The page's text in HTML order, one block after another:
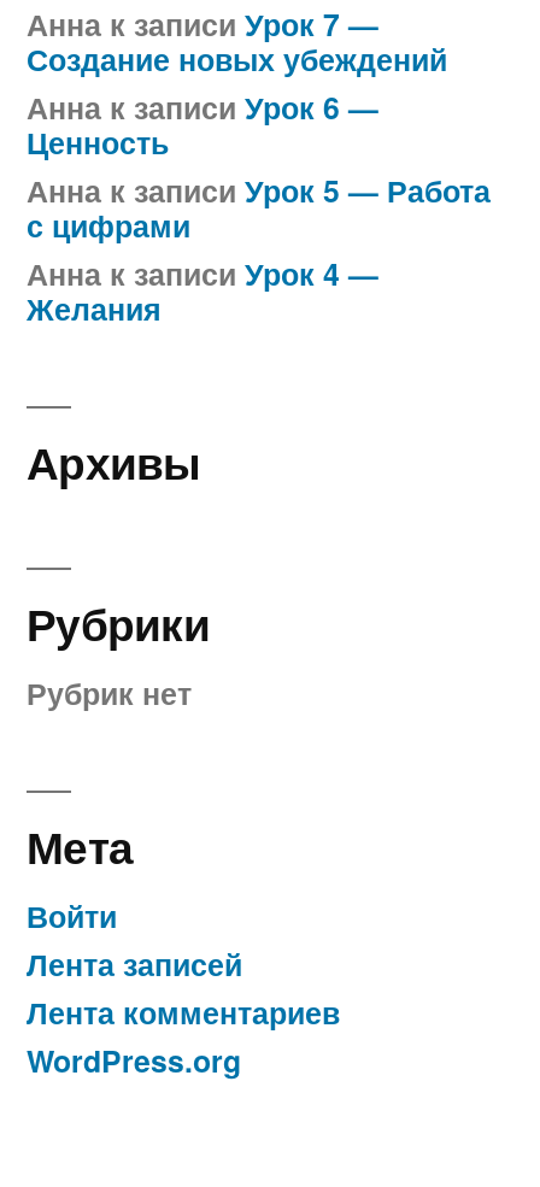
Анна к записи Урок 7 —
Создание новых убеждений
Анна к записи Урок 6 —
Ценность
Анна к записи Урок 5 — Работа
с цифрами
Анна к записи Урок 4 —
Желания
Архивы
Рубрики
Рубрик нет
Мета
Войти
Лента записей
Лента комментариев
WordPress.org